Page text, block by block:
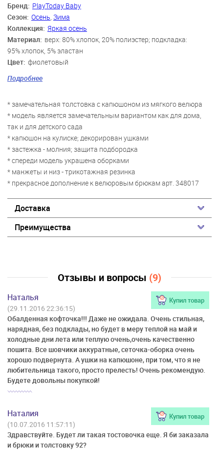
Бренд: PlayToday Baby
Сезон: Осень Зима
Коллекция: Яркая осень
Материал: верх: 80% хлопок, 20% полиэстер; подкладка:
95% хлопок, 5% эластан
Цвет: фиолетовый
Пол: Девочки
Подробнее
* замечательная толстовка с капюшоном из мягкого велюра
* модель является замечательным вариантом как для дома,
так и для детского сада
* капюшон на кулиске; декорирован ушками
* застежка - молния; защита подбородка
* спереди модель украшена оборками
* манжеты и низ - трикотажная резинка
* прекрасное дополнение к велюровым брюкам арт. 348017
Доставка
Преимущества
Отзывы и вопросы (9)
Наталья Купил товар
(29.11.2016 22:36:15)
Обалденная кофточка!!! Даже не ожидала. Очень стильная,
нарядная, без подклады, но будет в меру теплой на май и
холодные дни лета или теплую очень,очень качественно
пошита. Все шовчики аккуратные, сеточка-оборка очень
хорошо подвернута. А ушки на капюшоне, при том, что я не
любительница такого, просто прелесть! Очень рекомендую.
Будете довольны покупкой!
Наталия Купил товар
(10.07.2016 11:57:11)
Здравствуйте. Будет ли такая тостовочка еще. Я би заказала
и брюки и толстовку 92?